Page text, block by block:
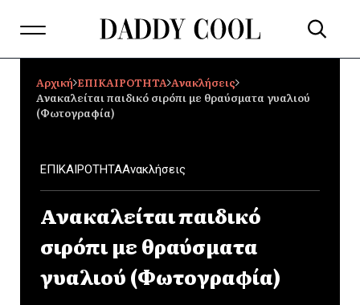
Αρχική ΕΠΙΚΑΙΡΟΤΗΤΑ Ανακλήσεις
Ανακαλείται παιδικό σιρόπι με θραύσματα γυαλιού
(Φωτογραφία)
ΕΠΙΚΑΙΡΟΤΗΤΑΑνακλήσεις
Ανακαλείται παιδικό
σιρόπι με θραύσματα
γυαλιού (Φωτογραφία)